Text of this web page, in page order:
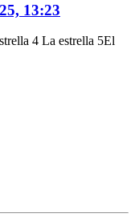
13:23
4 La estrella 5El